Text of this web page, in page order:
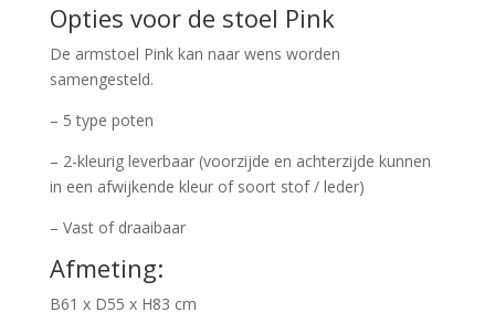
Opties voor de stoel Pink
De armstoel Pink kan naar wens worden
samengesteld.
– 5 type poten
– 2-kleurig leverbaar (voorzijde en achterzijde kunnen
in een afwijkende kleur of soort stof / leder)
– Vast of draaibaar
Afmeting:
B61 x D55 x H83 cm